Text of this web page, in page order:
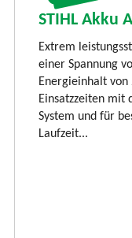
STIHL Akku
Extrem
einer Spannung
Energieinhalt
Einsatzzeiten mit
System und für
Laufzeit...